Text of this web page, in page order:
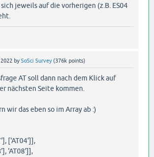
sich jeweils auf die vorherigen (z.B. ES04
bySoSci Survey (376k points)
AT soll dann nach dem Klick auf
nächsten Seite kommen.
wir das eben so im Array ab :)
['AT04']],
'AT08']],